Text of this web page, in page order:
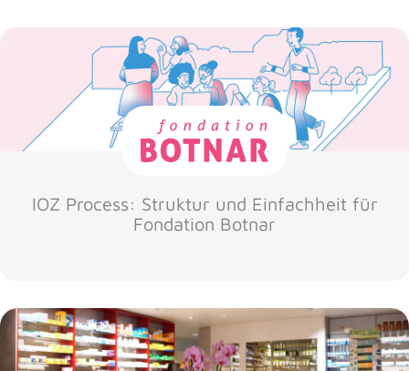
IOZ Process: Struktur und Einfachheit für
Fondation Botnar